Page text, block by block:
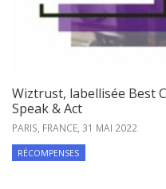
Wiztrust, labellisée Best
Speak & Act
PARIS, FRANCE, 31 MAI 2022
RÉCOMPENSES